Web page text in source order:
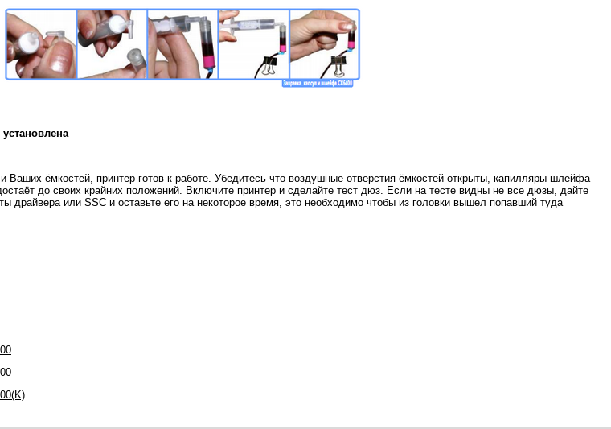
ёмкостей, принтер готов к работе. Убедитесь что воздушные отверстия ёмкостей открыты, капилляры шлейфа
до своих крайних положений. Включите принтер и сделайте тест дюз. Если на тесте видны не все дюзы, дайте
драйвера или SSC и оставьте его на некоторое время, это необходимо чтобы из головки вышел попавший туда